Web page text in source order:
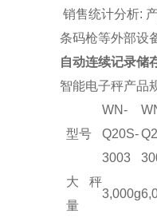
销售统计分析:
条码枪等外部设
自动连续记录储
智能电子秤产品
型号
WN-
Q20S-
3003
大秤
量
3,000g